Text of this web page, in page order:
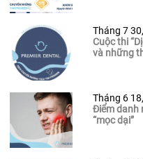
Tháng 7
Cuộc thi
và những
Tháng 6
Điểm danh
“mọc dại”